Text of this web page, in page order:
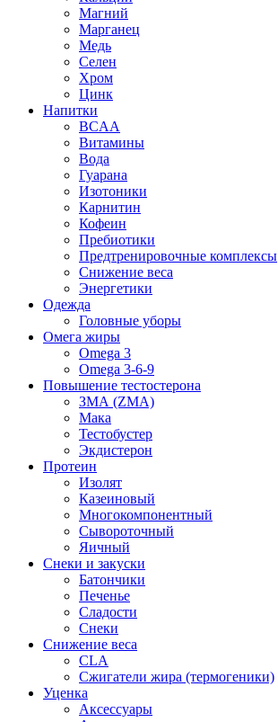
Магний
Марганец
Медь
Селен
Хром
Цинк
Напитки
BCAA
Витамины
Вода
Гуарана
Изотоники
Карнитин
Кофеин
Пребиотики
Предтренировочные комплексы
Снижение веса
Энергетики
Одежда
Головные уборы
Омега жиры
Omega 3
Omega 3-6-9
Повышение тестостерона
ЗМА (ZMA)
Мака
Тестобустер
Экдистерон
Протеин
Изолят
Казеиновый
Многокомпонентный
Сывороточный
Яичный
Снеки и закуски
Батончики
Печенье
Сладости
Снеки
Снижение веса
CLA
Сжигатели жира (термогеники)
Уценка
Аксессуары